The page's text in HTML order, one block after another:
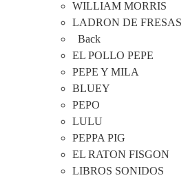
WILLIAM MORRIS
LADRON DE FRESAS
Back
EL POLLO PEPE
PEPE Y MILA
BLUEY
PEPO
LULU
PEPPA PIG
EL RATON FISGON
LIBROS SONIDOS